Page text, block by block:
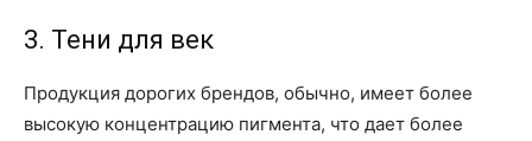
3. Тени для век
Продукция дорогих брендов, обычно, имеет более
высокую концентрацию пигмента, что дает более